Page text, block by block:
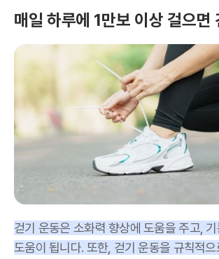
매일 하루에 1만보 이상 걸으면
걷기 운동은 소화력 향상에 도움을 주고, 기
도움이 됩니다. 또한, 걷기 운동을 규칙적